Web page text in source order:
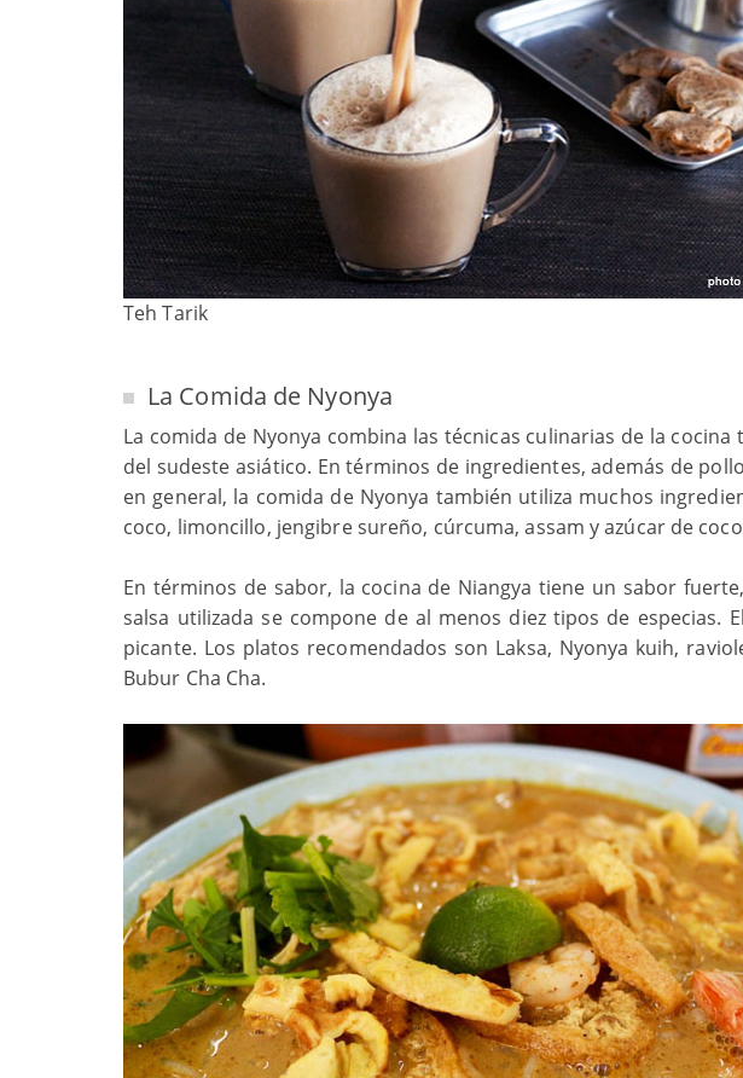
Teh Tarik
La Comida de Nyonya
La comida de Nyonya combina las técnicas culinarias de la
del sudeste asiático. En términos de ingredientes, además de
en general, la comida de Nyonya también utiliza muchos
coco, limoncillo, jengibre sureño, cúrcuma, assam y azúcar de
En términos de sabor, la cocina de Niangya tiene un sabor
salsa utilizada se compone de al menos diez tipos de especias.
picante. Los platos recomendados son Laksa, Nyonya kuih,
Bubur Cha Cha.